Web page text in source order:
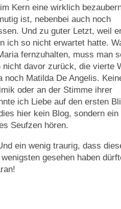
Kern eine wirklich
ist, nebenbei auch noch
Und zu guter Letzt, weil er
ich so nicht erwartet hatte.
fernzuhalten, muss man
davor zurück, die vierte
noch Matilda De Angelis.
oder an der Stimme ihrer
ich Liebe auf den ersten
hier kein Blog, sondern ein
Seufzen hören.
ein wenig traurig, dass
gesehen haben